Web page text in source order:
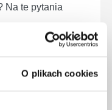
O plikach cookies
Na te pytania